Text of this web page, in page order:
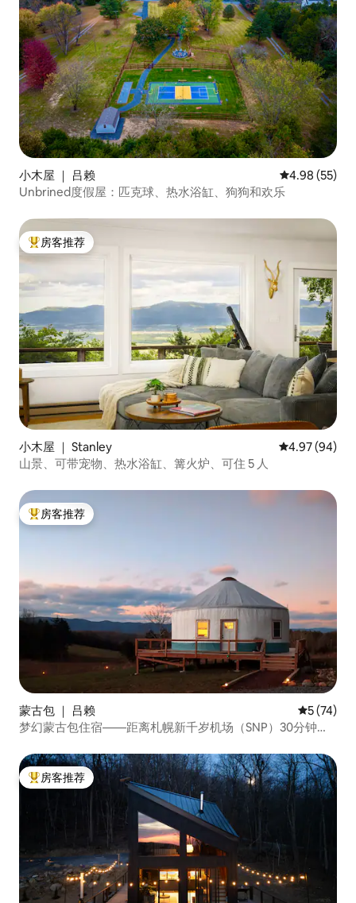
小木屋 ｜ 吕赖 平均评分
4.98 (55)
Unbrined度假屋：匹克球、热水浴缸、狗狗和欢乐
热门「房客推荐」
房客推荐
小木屋 ｜ Stanley 平均评分 4.97
4.97 (94)
山景、可带宠物、热水浴缸、篝火炉、可住 5 人
热门「房客推荐」
房客推荐
蒙古包 ｜ 吕赖 平均评分
5 (74)
梦幻蒙古包住宿——距离札幌新千岁机场（SNP）30分钟车
热门「房客推荐」
房客推荐